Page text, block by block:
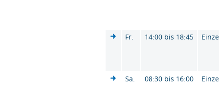
Fr. 14:00 bis 18:45
Sa. 08:30 bis 16:00